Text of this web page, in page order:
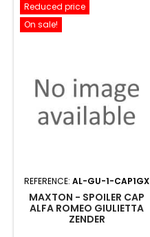
Reduced price
On sale!
REFERENCE: AL-GU-1-CAP1GX
MAXTON - SPOILER CAP
ALFA ROMEO GIULIETTA
ZENDER